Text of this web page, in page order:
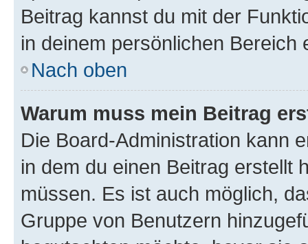
Beitrag kannst du mit der
in deinem persönlichen Bereich
Nach oben
Warum muss mein Beitrag
Die Board-Administration kann
in dem du einen Beitrag erstellt
müssen. Es ist auch möglich,
Gruppe von Benutzern